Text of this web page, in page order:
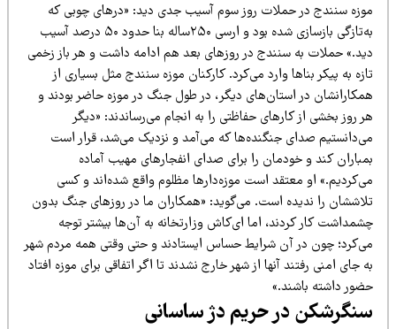
سنندج در حملات روز سوم آسیب جدی دید: «درهای چوبی که
به‌تازگی بازسازی شده بود و ارسی ۲۵۰ساله بنا حدود ۵۰ درصد آسیب
حملات به سنندج در روزهای بعد هم ادامه داشت و هر باز زخمی
به پیکر بناها وارد می‌کرد. کارکنان موزه سنندج مثل بسیاری از
در استان‌های دیگر، در طول جنگ در موزه حاضر بودند و
روز بخشی از کارهای حفاظتی را به انجام می‌رساندند: «دیگر
صدای جنگنده‌ها که می‌آمد و نزدیک می‌شد، قرار است
کند و خودمان را برای صدای انفجارهای مهیب آماده
او معتقد است موزه‌دارها مظلوم واقع شده‌اند و کسی
را ندیده است. می‌گوید: «همکاران ما در روزهای جنگ بدون
کار کردند، اما ای‌کاش وزارتخانه به آن‌ها بیشتر توجه
چون در آن شرایط حساس ایستادند و حتی وقتی همه مردم شهر
جای امنی رفتند آنها از شهر خارج نشدند تا اگر اتفاقی برای موزه افتاد
داشته باشند.»
در حریم دژ ساسانی